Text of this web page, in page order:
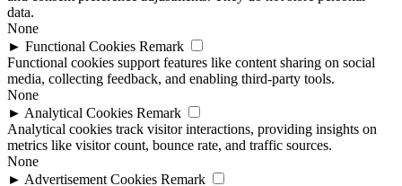
data.
None
► Functional Cookies Remark
Functional cookies support features like content sharing on social
media, collecting feedback, and enabling third-party tools.
None
► Analytical Cookies Remark
Analytical cookies track visitor interactions, providing insights on
metrics like visitor count, bounce rate, and traffic sources.
None
► Advertisement Cookies Remark